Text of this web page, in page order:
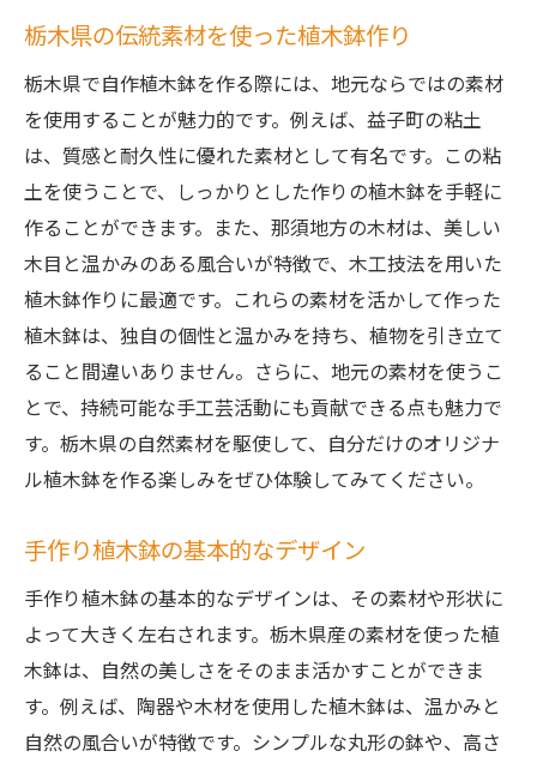
栃木県の伝統素材を使った植木鉢作り
栃木県で自作植木鉢を作る際には、地元ならではの素材
を使用することが魅力的です。例えば、益子町の粘土
は、質感と耐久性に優れた素材として有名です。この粘
土を使うことで、しっかりとした作りの植木鉢を手軽に
作ることができます。また、那須地方の木材は、美しい
木目と温かみのある風合いが特徴で、木工技法を用いた
植木鉢作りに最適です。これらの素材を活かして作った
植木鉢は、独自の個性と温かみを持ち、植物を引き立て
ること間違いありません。さらに、地元の素材を使うこ
とで、持続可能な手工芸活動にも貢献できる点も魅力で
す。栃木県の自然素材を駆使して、自分だけのオリジナ
ル植木鉢を作る楽しみをぜひ体験してみてください。
手作り植木鉢の基本的なデザイン
手作り植木鉢の基本的なデザインは、その素材や形状に
よって大きく左右されます。栃木県産の素材を使った植
木鉢は、自然の美しさをそのまま活かすことができま
す。例えば、陶器や木材を使用した植木鉢は、温かみと
自然の風合いが特徴です。シンプルな丸形の鉢や、高さ